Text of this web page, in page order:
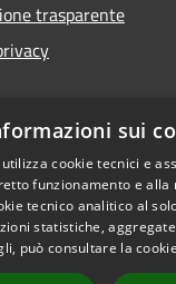
trasparente
di accessibilitàsui
cookie tecnici e
funzionamento e alla
tecnico analitico al
statistiche,
può consultare la